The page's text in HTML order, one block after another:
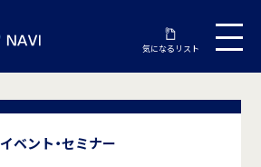
気になるリスト
イベント・セミナー